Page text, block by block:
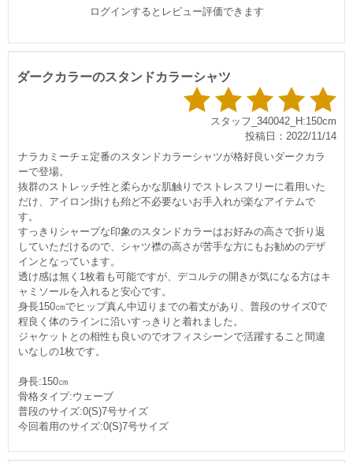
ログインするとレビュー評価できます
ダークカラーのスタンドカラーシャツ
スタッフ_340042_H:150cm
投稿日：2022/11/14
ナラカミーチェ定番のスタンドカラーシャツが格好良いダークカラ
ーで登場。
抜群のストレッチ性と柔らかな肌触りでストレスフリーに着用いた
だけ、アイロン掛けも殆ど不必要ないお手入れが楽なアイテムで
す。
すっきりシャープな印象のスタンドカラーはお好みの高さで折り返
していただけるので、シャツ襟の高さが苦手な方にもお勧めのデザ
インとなっています。
透け感は無く1枚着も可能ですが、デコルテの開きが気になる方はキ
ャミソールを入れると安心です。
身長150㎝でヒップ真ん中辺りまでの着丈があり、普段のサイズ0で
程良く体のラインに沿いすっきりと着れました。
ジャケットとの相性も良いのでオフィスシーンで活躍すること間違
いなしの1枚です。
身長:150㎝
骨格タイプ:ウェーブ
普段のサイズ:0(S)7号サイズ
今回着用のサイズ:0(S)7号サイズ